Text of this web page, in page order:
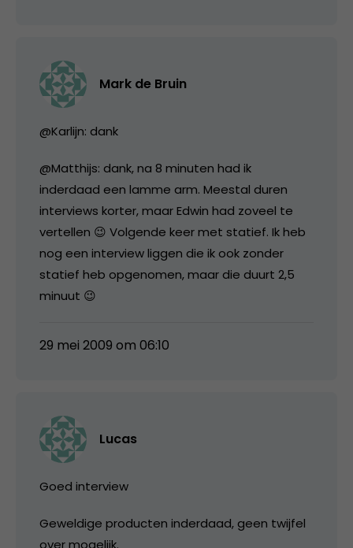
Mark de Bruin
@Karlijn: dank
@Matthijs: dank, na 8 minuten had ik
inderdaad een lamme arm. Meestal duren
interviews korter, maar Edwin had zoveel te
vertellen 😉 Volgende keer met statief. Ik heb
nog een interview liggen die ik ook zonder
statief heb opgenomen, maar die duurt 2,5
minuut 😉
29 mei 2009 om 06:10
Lucas
Goed interview
Geweldige producten inderdaad, geen twijfel
over mogelijk.